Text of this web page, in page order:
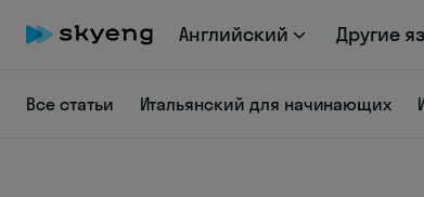
Английский Другие
Все статьи Итальянский для начинающих